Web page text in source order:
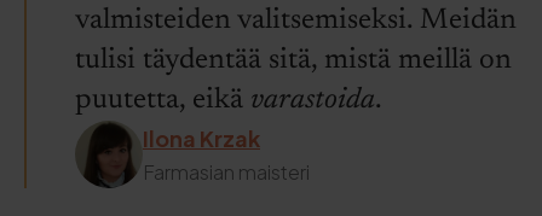
valmisteiden valitsemiseksi. Meidän
tulisi täydentää sitä, mistä meillä on
puutetta, eikä varastoida.
Ilona Krzak
Farmasian maisteri